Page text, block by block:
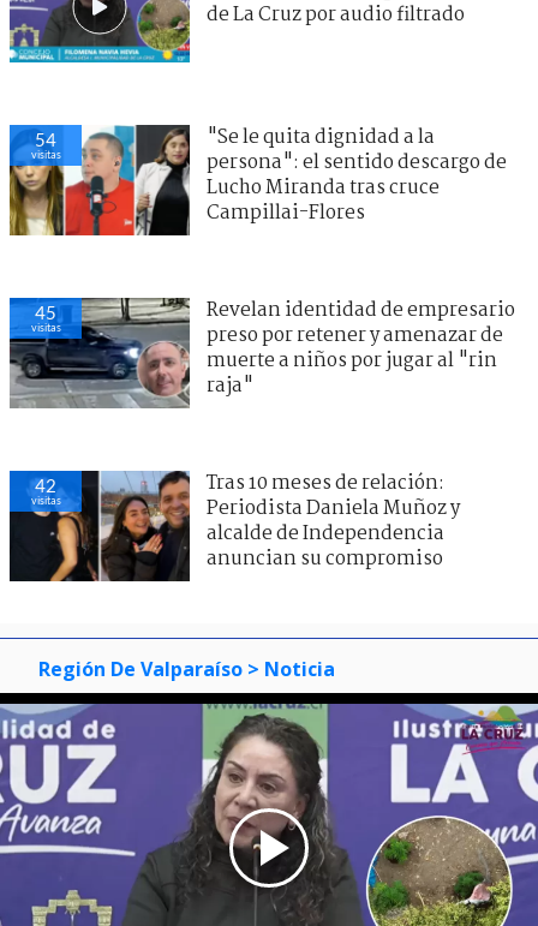
de La Cruz por audio filtrado
54
visitas
"Se le quita dignidad a la
persona": el sentido descargo de
Lucho Miranda tras cruce
Campillai-Flores
45
visitas
Revelan identidad de empresario
preso por retener y amenazar de
muerte a niños por jugar al "rin
raja"
42
visitas
Tras 10 meses de relación:
Periodista Daniela Muñoz y
alcalde de Independencia
anuncian su compromiso
Región De Valparaíso > Noticia